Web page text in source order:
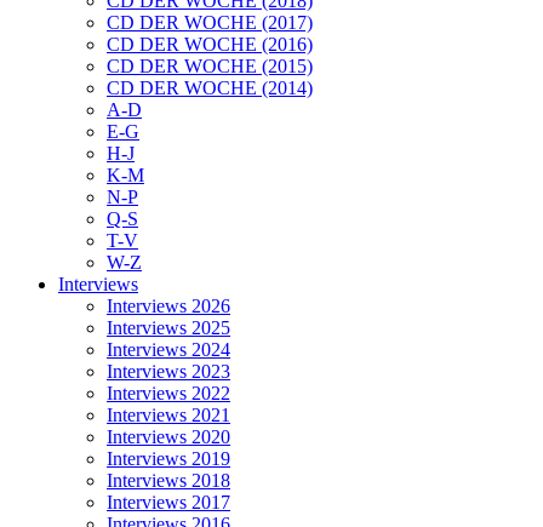
CD DER WOCHE (2017)
CD DER WOCHE (2016)
CD DER WOCHE (2015)
CD DER WOCHE (2014)
A-D
E-G
H-J
K-M
N-P
Q-S
T-V
W-Z
Interviews
Interviews 2026
Interviews 2025
Interviews 2024
Interviews 2023
Interviews 2022
Interviews 2021
Interviews 2020
Interviews 2019
Interviews 2018
Interviews 2017